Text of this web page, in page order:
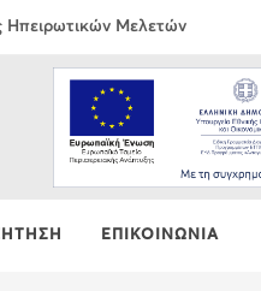
Ηπειρωτικών Μελετών
ΕΠΙΚΟΙΝΩΝΙΑ